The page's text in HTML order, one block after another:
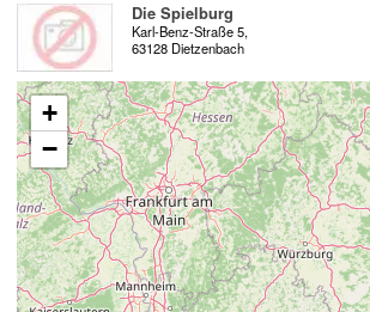
Die Spielburg
Karl-Benz-Straße 5,
63128 Dietzenbach
+
−